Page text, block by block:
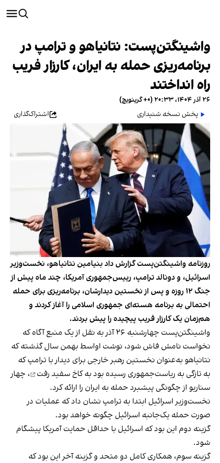
واشینگتن‌پست: نتانیاهو و ترامپ در
برنامه‌ریزی حمله به ایران، کارزار فریب
راه انداختند
۲۶ آذر ۱۴۰۴، ۲۰:۳۳ (‎+۰ گرینویچ)
پخش نسخه شنیداری
اشتراک‌گذاری
روزنامه واشینگتن‌پست گزارش داد بنیامین نتانیاهو، نخست‌وزیر
اسرائیل، و دونالد ترامپ، رییس‌جمهوری آمریکا، چند ماه پیش از
جنگ ۱۲ روزه و پس از نخستین دیدارشان، برنامه‌ریزی برای حمله
احتمالی به برنامه هسته‌ای جمهوری اسلامی را آغاز کردند و
هم‌زمان یک کارزار فریب پیچیده را پیش بردند.
واشینگتن‌پست چهارشنبه ۲۶ آذر به نقل از یک منبع آگاه که
نخواست نامش فاش شود، نوشت اواسط بهمن سال گذشته که
نتانیاهو به‌عنوان نخستین رهبر خارجی برای دیدار با ترامپ که
به تازگی به ریاست‌جمهوری رسیده بودبه کاخ سفید رفت
، چهار
سناریو از چگونگی پیشبرد حمله به ایران را ارائه کرد.
نخست‌وزیر اسرائیل ابتدا به ترامپ نشان داد که عملیات در
صورت حمله یک‌جانبه اسرائیل چگونه خواهد بود.
گزینه دوم این بود که اسرائیل با حداقل حمایت آمریکا پیشگام
شود.
گزینه سوم، همکاری کامل دو متحد و گزینه آخر این بود که